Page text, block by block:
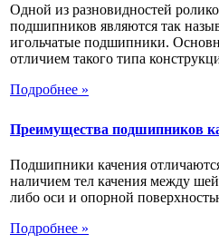
Одной из разновидностей
подшипников являются так
игольчатые подшипники.
отличием такого типа
Подробнее »
Преимущества подшипников
Подшипники качения
наличием тел качения между
либо оси и опорной
Подробнее »